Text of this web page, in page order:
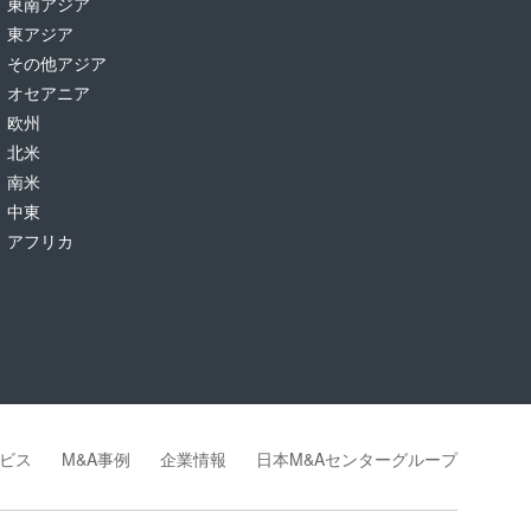
東アジア
その他アジア
オセアニア
欧州
北米
南米
中東
アフリカ
ス M&A事例 企業情報 日本M&Aセンターグループ